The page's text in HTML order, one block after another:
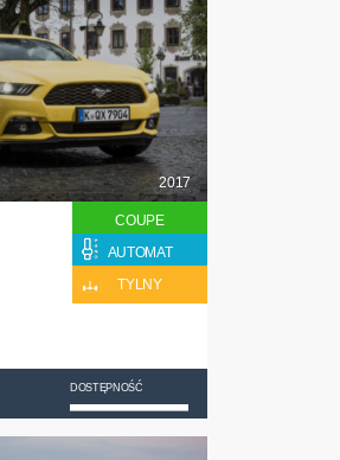
2017
COUPE
AUTOMAT
TYLNY
DOSTĘPNOŚĆ